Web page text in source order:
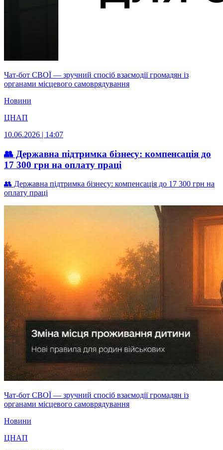
Чат-бот СВОЇ — зручний спосіб взаємодії громадян із
органами місцевого самоврядування
Новини
ЦНАП
10.06.2026 | 14:07
👥 Державна підтримка бізнесу: компенсація до
17 300 грн на оплату праці
👥 Державна підтримка бізнесу: компенсація до 17 300 грн на
оплату праці
Чат-бот СВОЇ — зручний спосіб взаємодії громадян із
органами місцевого самоврядування
Новини
ЦНАП